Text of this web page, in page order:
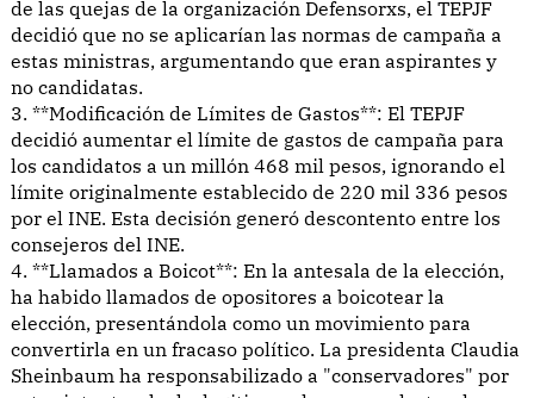
de las quejas de la organización Defensorxs, el TEPJF
decidió que no se aplicarían las normas de campaña a
estas ministras, argumentando que eran aspirantes y
no candidatas.
3. **Modificación de Límites de Gastos**: El TEPJF
decidió aumentar el límite de gastos de campaña para
los candidatos a un millón 468 mil pesos, ignorando el
límite originalmente establecido de 220 mil 336 pesos
por el INE. Esta decisión generó descontento entre los
consejeros del INE.
4. **Llamados a Boicot**: En la antesala de la elección,
ha habido llamados de opositores a boicotear la
elección, presentándola como un movimiento para
convertirla en un fracaso político. La presidenta Claudia
Sheinbaum ha responsabilizado a "conservadores" por